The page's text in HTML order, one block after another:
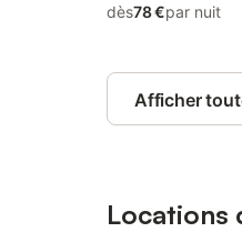
dès78 €par nuit
Afficher
Locations